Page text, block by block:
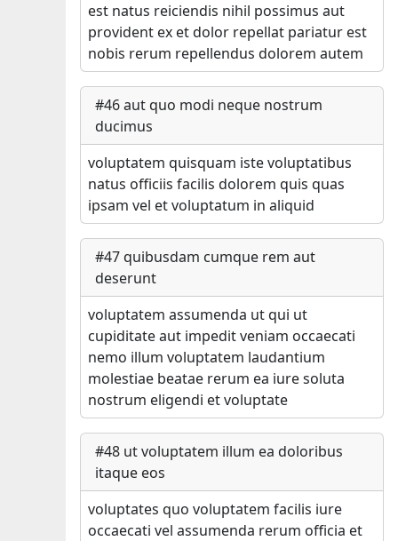
est natus reiciendis nihil possimus aut
provident ex et dolor repellat pariatur est
nobis rerum repellendus dolorem autem
#46aut quo modi neque nostrum
ducimus
voluptatem quisquam iste voluptatibus
natus officiis facilis dolorem quis quas
ipsam vel et voluptatum in aliquid
#47quibusdam cumque rem aut
deserunt
voluptatem assumenda ut qui ut
cupiditate aut impedit veniam occaecati
nemo illum voluptatem laudantium
molestiae beatae rerum ea iure soluta
nostrum eligendi et voluptate
#48 ut voluptatem illum ea doloribus
itaque eos
voluptates quo voluptatem facilis iure
occaecati vel assumenda rerum officia et